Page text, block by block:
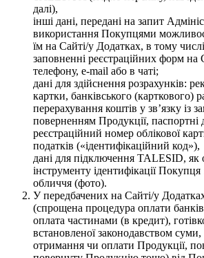
далі),
інші дані, передані на запит
використання Покупцями
їм на Сайті/у Додатках, в тому
заповненні реєстраційних форм на
телефону, e-mail або в чаті;
дані для здійснення розрахунків:
картки, банківського (карткового)
перерахування коштів у зв’язку із
поверненням Продукції, паспортні
реєстраційний номер облікової
податків («ідентифікаційний код»),
дані для підключення TALESID, як
інструменту ідентифікації
обличчя (фото).
У передбачених на Сайті/у
(спрощена процедура оплати
оплата частинами (в кредит),
встановленої законодавством
отримання чи оплати Продукції,